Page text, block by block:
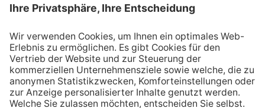
Zum Download